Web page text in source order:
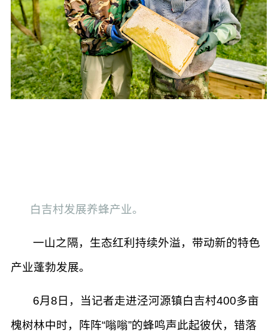
白吉村发展养蜂产业。
一山之隔，生态红利持续外溢，带动新的特色
产业蓬勃发展。
6月8日，当记者走进泾河源镇白吉村400多亩
槐树林中时，阵阵“嗡嗡”的蜂鸣声此起彼伏，错落